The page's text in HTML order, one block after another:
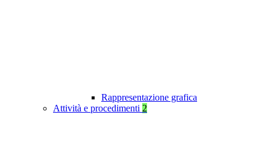
Rappresentazione grafica
Attività e procedimenti 2